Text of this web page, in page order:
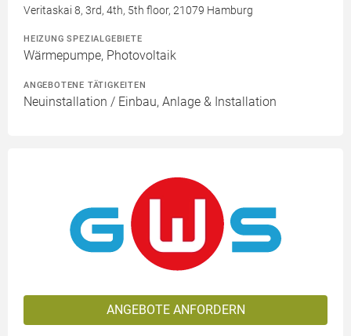
Veritaskai 8, 3rd, 4th, 5th floor, 21079 Hamburg
HEIZUNG SPEZIALGEBIETE
Wärmepumpe, Photovoltaik
ANGEBOTENE TÄTIGKEITEN
Neuinstallation / Einbau, Anlage & Installation
ANGEBOTE ANFORDERN